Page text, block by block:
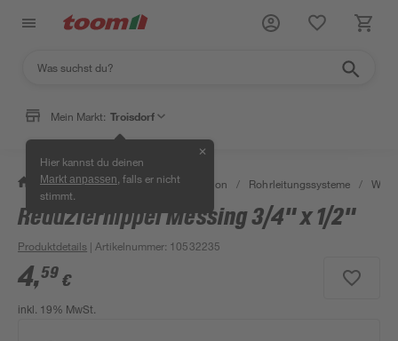
Mein Markt: Troisdorf
Hier kannst du deinen
Markt anpassen , falls er nicht
stimmt.
✕
/ Bad & Sanitär / Sanitärinstallation / Rohrleitungssysteme /
Reduziernippel Messing 3/4" x 1/2"
Produktdetails | Artikelnummer: 10532235
4,59 €
inkl. 19% MwSt.